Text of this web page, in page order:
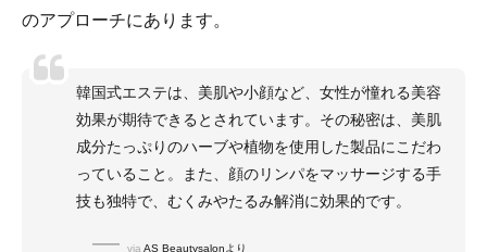
のアプローチにあります。
韓国式エステは、美肌や小顔など、女性が憧れる美容
効果が期待できるとされています。その秘密は、美肌
成分たっぷりのハーブや植物を使用した製品にこだわ
っていること。また、顔のリンパをマッサージする手
技も独特で、むくみやたるみ解消に効果的です。
via AS Beautysalonより